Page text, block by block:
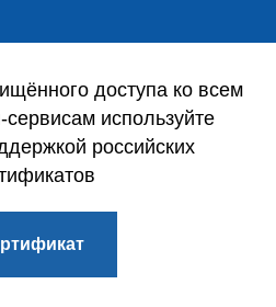
доступа ко всем
используйте
российских